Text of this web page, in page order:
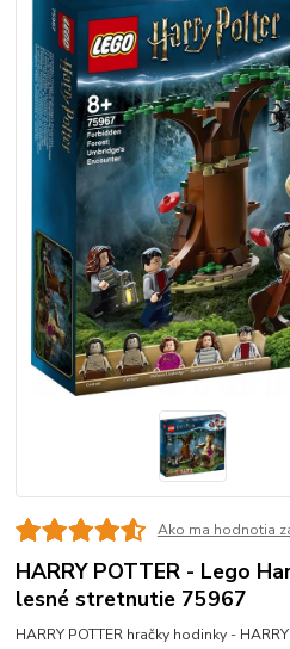
Ako ma hodnotia
HARRY POTTER - Lego
lesné stretnutie 75967
HARRY POTTER hračky hodinky -